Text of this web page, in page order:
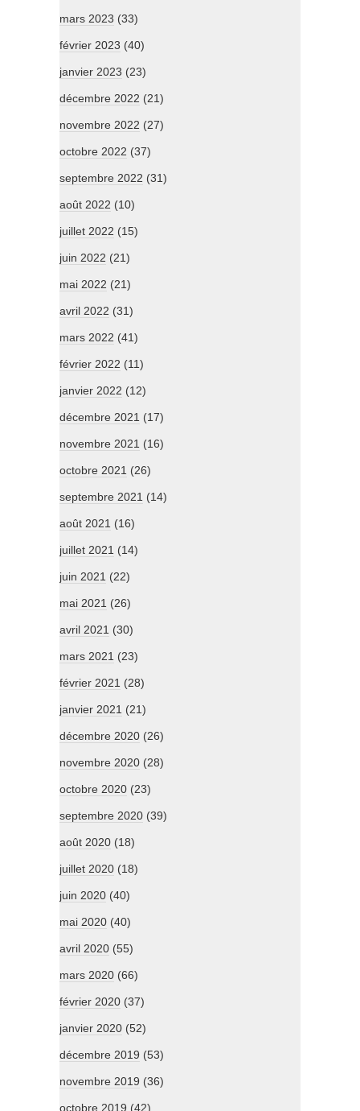
mars 2023 (33)
février 2023 (40)
janvier 2023 (23)
décembre 2022 (21)
novembre 2022 (27)
octobre 2022 (37)
septembre 2022 (31)
août 2022 (10)
juillet 2022 (15)
juin 2022 (21)
mai 2022 (21)
avril 2022 (31)
mars 2022 (41)
février 2022 (11)
janvier 2022 (12)
décembre 2021 (17)
novembre 2021 (16)
octobre 2021 (26)
septembre 2021 (14)
août 2021 (16)
juillet 2021 (14)
juin 2021 (22)
mai 2021 (26)
avril 2021 (30)
mars 2021 (23)
février 2021 (28)
janvier 2021 (21)
décembre 2020 (26)
novembre 2020 (28)
octobre 2020 (23)
septembre 2020 (39)
août 2020 (18)
juillet 2020 (18)
juin 2020 (40)
mai 2020 (40)
avril 2020 (55)
mars 2020 (66)
février 2020 (37)
janvier 2020 (52)
décembre 2019 (53)
novembre 2019 (36)
octobre 2019 (42)